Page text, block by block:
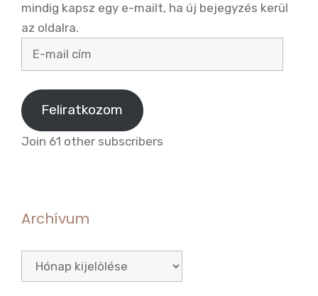
mindig kapsz egy e-mailt, ha új bejegyzés kerül
az oldalra.
mail
cím
Feliratkozom
Join 61 other subscribers
Archívum
Archívum